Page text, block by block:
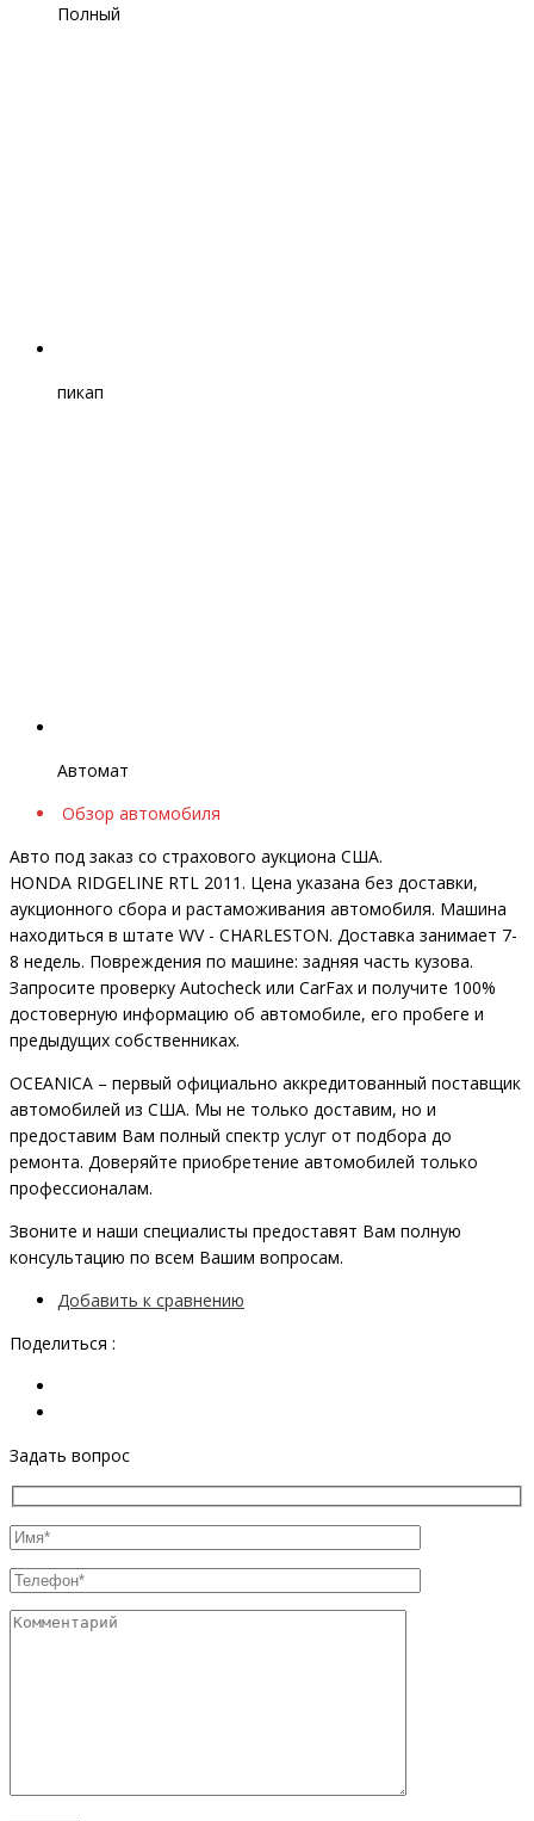
Полный
пикап
Автомат
Обзор автомобиля
Авто под заказ со страхового аукциона США.
HONDA RIDGELINE RTL 2011. Цена указана без доставки,
аукционного сбора и растаможивания автомобиля. Машина
находиться в штате WV - CHARLESTON. Доставка занимает 7-
8 недель. Повреждения по машине: задняя часть кузова.
Запросите проверку Autocheck или CarFax и получите 100%
достоверную информацию об автомобиле, его пробеге и
предыдущих собственниках.
OCEANIСA – первый официально аккредитованный поставщик
автомобилей из США. Мы не только доставим, но и
предоставим Вам полный спектр услуг от подбора до
ремонта. Доверяйте приобретение автомобилей только
профессионалам.
Звоните и наши специалисты предоставят Вам полную
консультацию по всем Вашим вопросам.
Добавить к сравнению
Поделиться :
Задать вопрос